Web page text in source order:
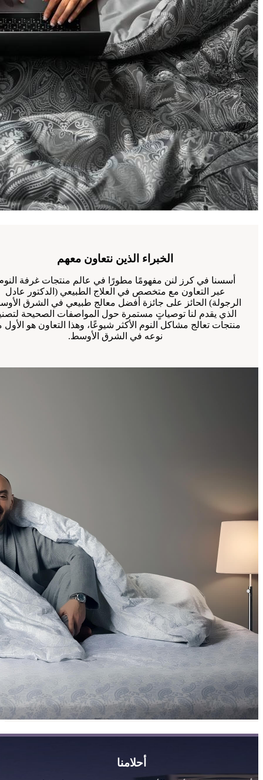
الخبراء الذين نتعاون معهم
أسسنا في كرز لنن مفهومًا مطورًا في عالم منتجات غرفة
عبر التعاون مع متخصص في العلاج الطبيعي (الدكتور عادل
الرجولة) الحائز على جائزة أفضل معالج طبيعي في الشرق
الذي يقدم لنا توصياتٍ مستمرة حول المواصفات الصحيحة
منتجات تعالج مشاكل النوم الأكثر شيوعًا، وهذا التعاون هو
نوعه في الشرق الأوسط.
أحلامنا